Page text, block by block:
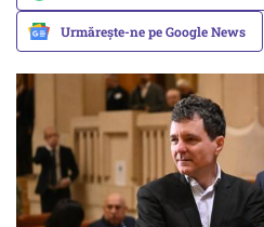
Urmărește-ne pe Google News